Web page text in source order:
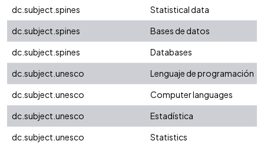
dc.subject.spines
Statistical data
dc.subject.spines
Bases de datos
dc.subject.spines
Databases
dc.subject.unesco
Lenguaje de programación
dc.subject.unesco
Computer languages
dc.subject.unesco
Estadística
dc.subject.unesco
Statistics